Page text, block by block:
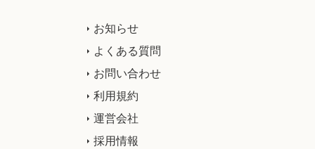
お知らせ
よくある質問
お問い合わせ
利用規約
運営会社
採用情報